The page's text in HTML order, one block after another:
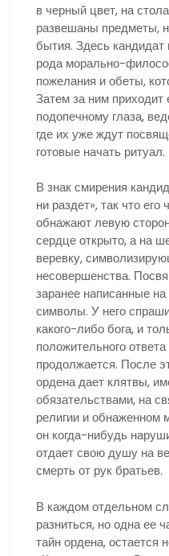
в черный цвет, на
развешаны предметы,
бытия. Здесь
рода морально-
пожелания и обеты,
Затем за ним приходит
подопечному глаза,
где их уже ждут
готовые начать ритуал.
В знак смирения
ни раздет», так что
обнажают левую
сердце открыто, а на
веревку,
несовершенства.
заранее написанные
символы. У него
какого-либо бога, и
положительного
продолжается. После
ордена дает клятвы,
обязательствами, на
религии и обнаженном
он когда-нибудь
отдает свою душу на
смерть от рук братьев.
В каждом отдельном
разниться, но одна ее
тайн ордена, остается